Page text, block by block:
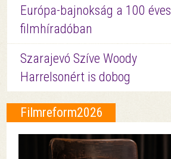
Európa-bajnokság a 100 éves
filmhíradóban
Szarajevó Szíve Woody
Harrelsonért is dobog
Filmreform2026